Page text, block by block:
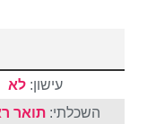
עישון: לא
השכלתי:תואר